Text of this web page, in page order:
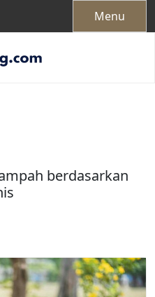
Menu
berdasarkan